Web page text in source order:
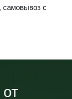
самовывоз с